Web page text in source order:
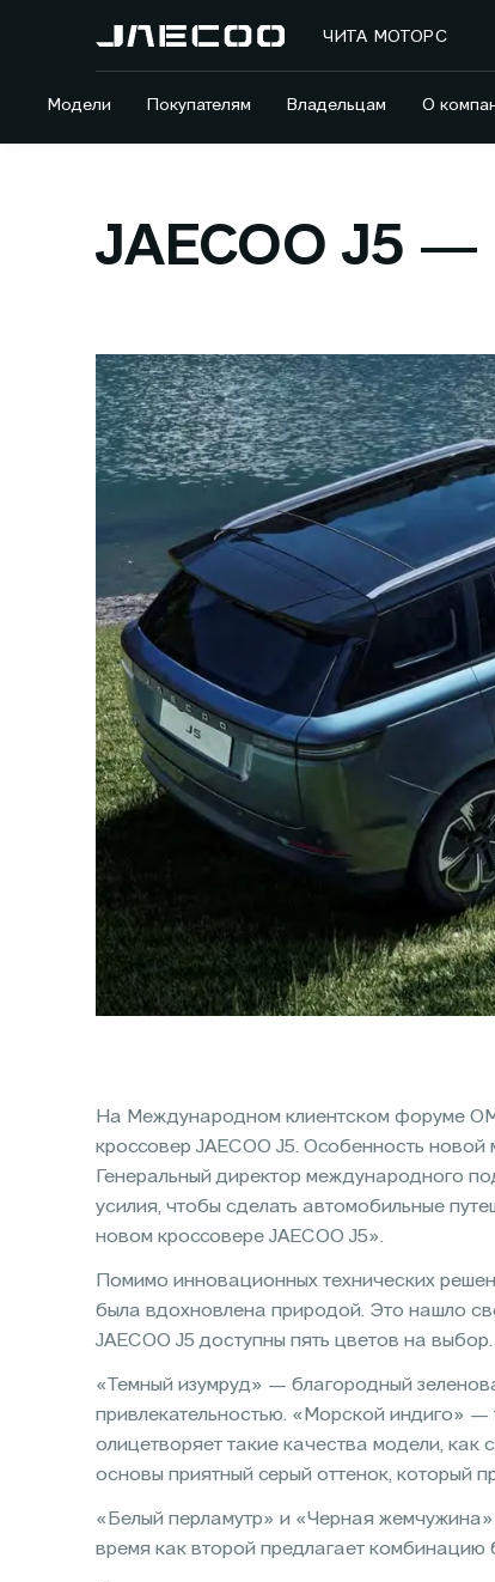
ЧИТА МОТОРС
Модели Покупателям Владельцам О
JAECOO J5
На Международном клиентском форуме
кроссовер JAECOO J5. Особенность
Генеральный директор международного
усилия, чтобы сделать автомобильные
новом кроссовере JAECOO J5».
Помимо инновационных технических
была вдохновлена природой. Это нашло
JAECOO J5 доступны пять цветов на выбор.
«Темный изумруд» — благородный
привлекательностью. «Морской индиго»
олицетворяет такие качества модели,
основы приятный серый оттенок, который
«Белый перламутр» и «Черная жемчужина»
время как второй предлагает комбинацию